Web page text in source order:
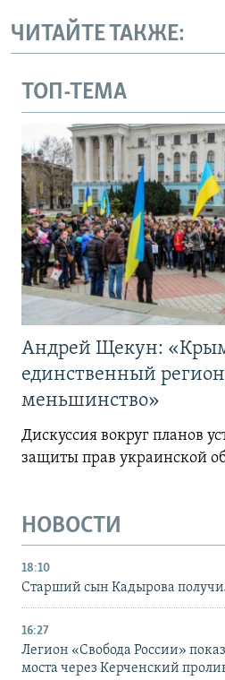
ЧИТАЙТЕ ТАКЖЕ:
ТОП-ТЕМА
Андрей Щекун:
единственный
меньшинство»
Дискуссия вокруг планов
защиты прав украинской
НОВОСТИ
18:10
Старший сын Кадырова
16:27
Легион «Свобода России»
моста через Керченский